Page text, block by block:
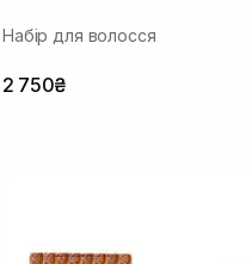
Набір для волосся
2 750₴